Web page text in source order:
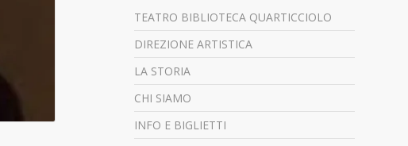
TEATRO BIBLIOTECA QUARTICCIOLO
DIREZIONE ARTISTICA
LA STORIA
CHI SIAMO
INFO E BIGLIETTI